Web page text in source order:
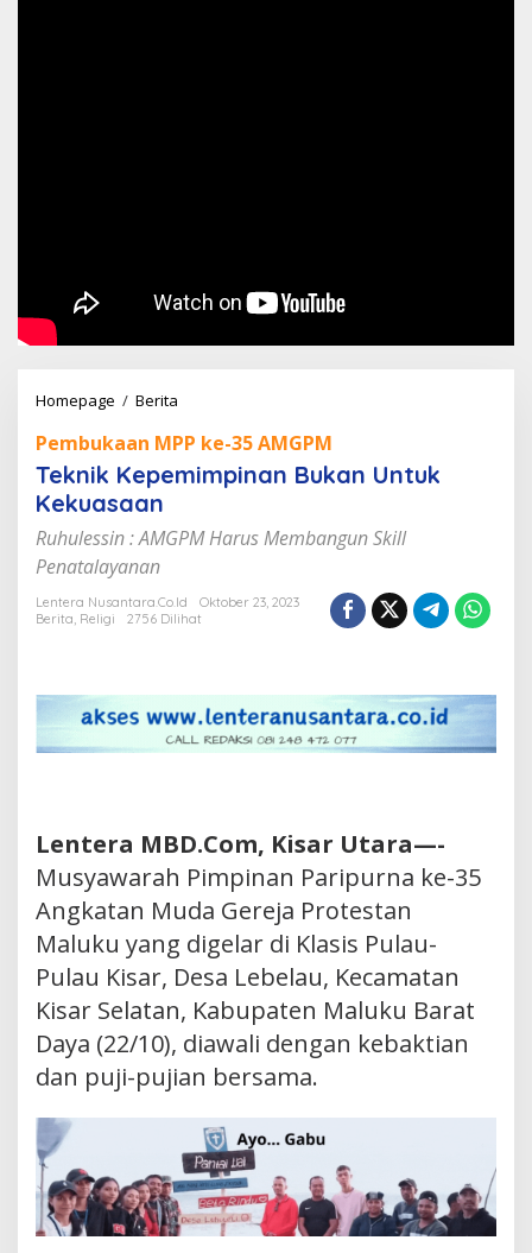
Homepage / Berita
Bukan
Untuk
Pembukaan MPP ke-35 AMGPM
Teknik Kepemimpinan Bukan Untuk
Kekuasaan
Ruhulessin : AMGPM Harus Membangun Skill
Penatalayanan
Lentera Nusantara.Co.Id
Oktober 23, 2023
Berita Religi 2756 Dilihat
Lentera MBD.Com, Kisar Utara—-
Musyawarah Pimpinan Paripurna ke-35
Angkatan Muda Gereja Protestan
Maluku yang digelar di Klasis Pulau-
Pulau Kisar, Desa Lebelau, Kecamatan
Kisar Selatan, Kabupaten Maluku Barat
Daya (22/10), diawali dengan kebaktian
dan puji-pujian bersama.